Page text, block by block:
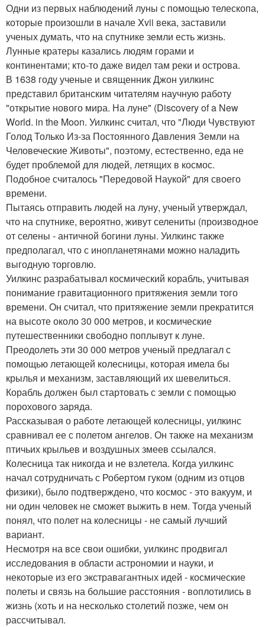
Одни из первых наблюдений луны с помощью телескопа,
которые произошли в начале Xvii века, заставили
ученых думать, что на спутнике земли есть жизнь.
Лунные кратеры казались людям горами и
континентами; кто-то даже видел там реки и острова.
В 1638 году ученые и священник Джон уилкинс
представил британским читателям научную работу
"открытие нового мира. На луне" (Discovery of a New
World. in the Moon. Уилкинс считал, что "Люди Чувствуют
Голод Только Из-за Постоянного Давления Земли на
Человеческие Животы", поэтому, естественно, еда не
будет проблемой для людей, летящих в космос.
Подобное считалось "Передовой Наукой" для своего
времени.
Пытаясь отправить людей на луну, ученый утверждал,
что на спутнике, вероятно, живут селениты (производное
от селены - античной богини луны. Уилкинс также
предполагал, что с инопланетянами можно наладить
выгодную торговлю.
Уилкинс разрабатывал космический корабль, учитывая
понимание гравитационного притяжения земли того
времени. Он считал, что притяжение земли прекратится
на высоте около 30 000 метров, и космические
путешественники свободно поплывут к луне.
Преодолеть эти 30 000 метров ученый предлагал с
помощью летающей колесницы, которая имела бы
крылья и механизм, заставляющий их шевелиться.
Корабль должен был стартовать с земли с помощью
порохового заряда.
Рассказывая о работе летающей колесницы, уилкинс
сравнивал ее с полетом ангелов. Он также на механизм
птичьих крыльев и воздушных змеев ссылался.
Колесница так никогда и не взлетела. Когда уилкинс
начал сотрудничать с Робертом гуком (одним из отцов
физики), было подтверждено, что космос - это вакуум, и
ни один человек не сможет выжить в нем. Тогда ученый
понял, что полет на колесницы - не самый лучший
вариант.
Несмотря на все свои ошибки, уилкинс продвигал
исследования в области астрономии и науки, и
некоторые из его экстравагантных идей - космические
полеты и связь на большие расстояния - воплотились в
жизнь (хоть и на несколько столетий позже, чем он
рассчитывал.